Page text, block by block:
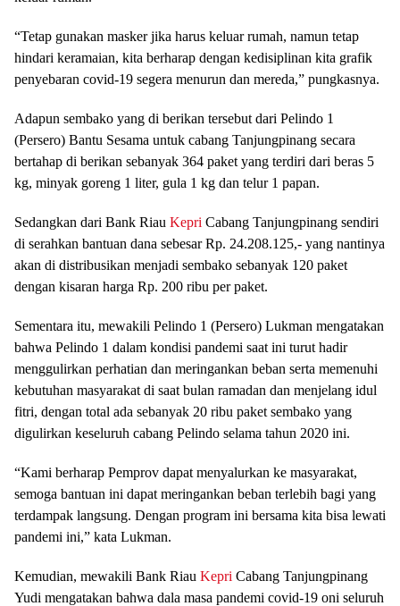
“Tetap gunakan masker jika harus keluar rumah, namun tetap
hindari keramaian, kita berharap dengan kedisiplinan kita grafik
penyebaran covid-19 segera menurun dan mereda,” pungkasnya.
Adapun sembako yang di berikan tersebut dari Pelindo 1
(Persero) Bantu Sesama untuk cabang Tanjungpinang secara
bertahap di berikan sebanyak 364 paket yang terdiri dari beras 5
kg, minyak goreng 1 liter, gula 1 kg dan telur 1 papan.
Sedangkan dari Bank Riau Kepri Cabang Tanjungpinang sendiri
di serahkan bantuan dana sebesar Rp. 24.208.125,- yang nantinya
akan di distribusikan menjadi sembako sebanyak 120 paket
dengan kisaran harga Rp. 200 ribu per paket.
Sementara itu, mewakili Pelindo 1 (Persero) Lukman mengatakan
bahwa Pelindo 1 dalam kondisi pandemi saat ini turut hadir
menggulirkan perhatian dan meringankan beban serta memenuhi
kebutuhan masyarakat di saat bulan ramadan dan menjelang idul
fitri, dengan total ada sebanyak 20 ribu paket sembako yang
digulirkan keseluruh cabang Pelindo selama tahun 2020 ini.
“Kami berharap Pemprov dapat menyalurkan ke masyarakat,
semoga bantuan ini dapat meringankan beban terlebih bagi yang
terdampak langsung. Dengan program ini bersama kita bisa lewati
pandemi ini,” kata Lukman.
Kemudian, mewakili Bank Riau Kepri Cabang Tanjungpinang
Yudi mengatakan bahwa dala masa pandemi covid-19 oni seluruh